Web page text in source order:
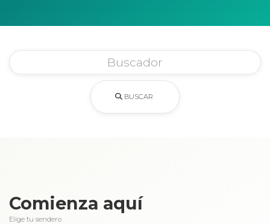
BUSCAR
Comienza aquí
Elige tu sendero